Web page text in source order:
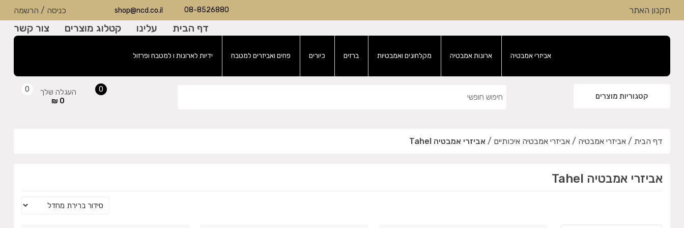
תקנון האתר 08-8526880
shop@ncd.co.il כניסה / הרשמה
דף הבית עלינו קטלוג מוצרים צור קשר
אביזרי אמבטיה ארונות אמבטיה מקלחונים ואמבטיות ברזים כיורים פחים ואביזרים למטבח ידיות לארונות ו למטבח ופרזול
קטגוריות מוצרים
0 העגלה שלך
0 ₪
0
דף הבית / אביזרי אמבטיה / אביזרי אמבטיה איכותיים / אביזרי אמבטיה Tahel
אביזרי אמבטיה Tahel